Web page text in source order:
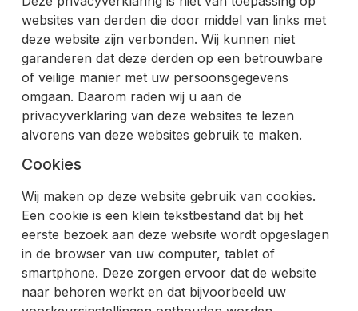
websites van derden die door middel van links met
deze website zijn verbonden. Wij kunnen niet
garanderen dat deze derden op een betrouwbare
of veilige manier met uw persoonsgegevens
omgaan. Daarom raden wij u aan de
privacyverklaring van deze websites te lezen
alvorens van deze websites gebruik te maken.
Cookies
Wij maken op deze website gebruik van cookies.
Een cookie is een klein tekstbestand dat bij het
eerste bezoek aan deze website wordt opgeslagen
in de browser van uw computer, tablet of
smartphone. Deze zorgen ervoor dat de website
naar behoren werkt en dat bijvoorbeeld uw